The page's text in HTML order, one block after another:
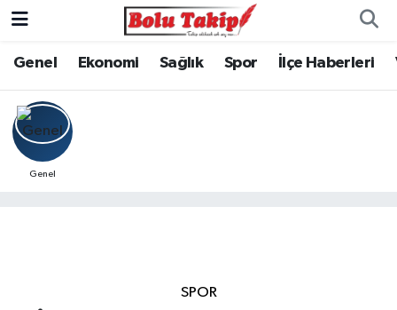
Genel Ekonomi Sağlık Spor İlçe Haberleri
Genel
SPOR